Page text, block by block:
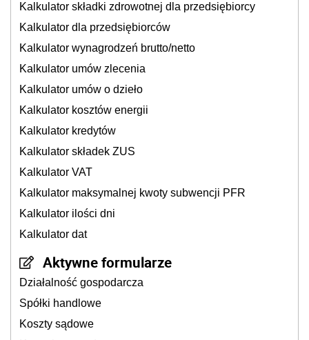
Kalkulator składki zdrowotnej dla przedsiębiorcy
Kalkulator dla przedsiębiorców
Kalkulator wynagrodzeń brutto/netto
Kalkulator umów zlecenia
Kalkulator umów o dzieło
Kalkulator kosztów energii
Kalkulator kredytów
Kalkulator składek ZUS
Kalkulator VAT
Kalkulator maksymalnej kwoty subwencji PFR
Kalkulator ilości dni
Kalkulator dat
Aktywne formularze
Działalność gospodarcza
Spółki handlowe
Koszty sądowe